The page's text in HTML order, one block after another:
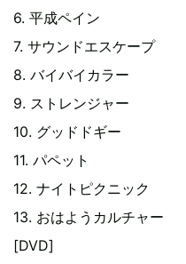
6. 平成ペイン
7. サウンドエスケープ
8. バイバイカラー
9. ストレンジャー
10. グッドドギー
11. パペット
12. ナイトピクニック
13. おはようカルチャー
[DVD]